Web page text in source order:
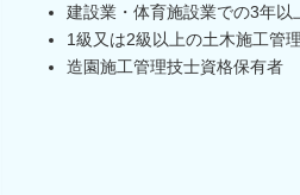
建設業・体育施設業での3年以
1級又は2級以上の土木施工管
造園施工管理技士資格保有者